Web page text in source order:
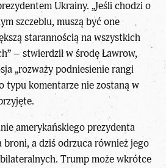
Ukrainy. „Jeśli chodzi o
szczeblu, muszą być one
starannością na wszystkich
– stwierdził w środę Ławrow,
„rozważy podniesienie rangi
typu komentarze nie zostaną w
amerykańskiego prezydenta
broni, a dziś odrzuca również jego
Trumpmoże wkrótce